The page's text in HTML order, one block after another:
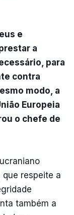
e
a
para
contra
modo, a
Europeia
o chefe de
respeite a
também a